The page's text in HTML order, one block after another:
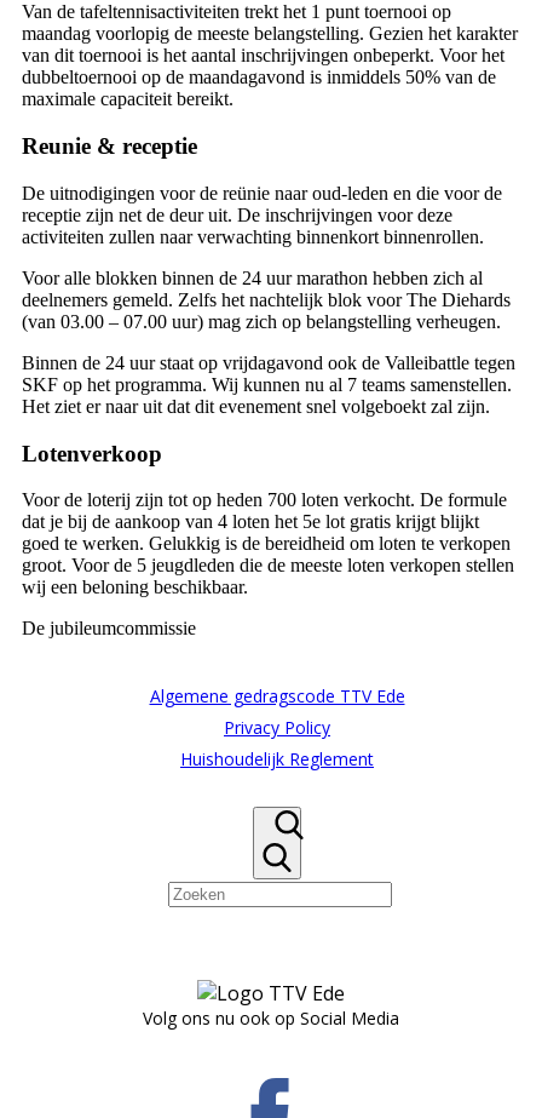
Van de tafeltennisactiviteiten trekt het 1 punt toernooi op
maandag voorlopig de meeste belangstelling. Gezien het karakter
van dit toernooi is het aantal inschrijvingen onbeperkt. Voor het
dubbeltoernooi op de maandagavond is inmiddels 50% van de
maximale capaciteit bereikt.
Reunie & receptie
De uitnodigingen voor de reünie naar oud-leden en die voor de
receptie zijn net de deur uit. De inschrijvingen voor deze
activiteiten zullen naar verwachting binnenkort binnenrollen.
Voor alle blokken binnen de 24 uur marathon hebben zich al
deelnemers gemeld. Zelfs het nachtelijk blok voor The Diehards
(van 03.00 – 07.00 uur) mag zich op belangstelling verheugen.
Binnen de 24 uur staat op vrijdagavond ook de Valleibattle tegen
SKF op het programma. Wij kunnen nu al 7 teams samenstellen.
Het ziet er naar uit dat dit evenement snel volgeboekt zal zijn.
Lotenverkoop
Voor de loterij zijn tot op heden 700 loten verkocht. De formule
dat je bij de aankoop van 4 loten het 5e lot gratis krijgt blijkt
goed te werken. Gelukkig is de bereidheid om loten te verkopen
groot. Voor de 5 jeugdleden die de meeste loten verkopen stellen
wij een beloning beschikbaar.
De jubileumcommissie
Algemene gedragscode TTV Ede
Privacy Policy
Huishoudelijk Reglement
Volg ons nu ook op Social Media